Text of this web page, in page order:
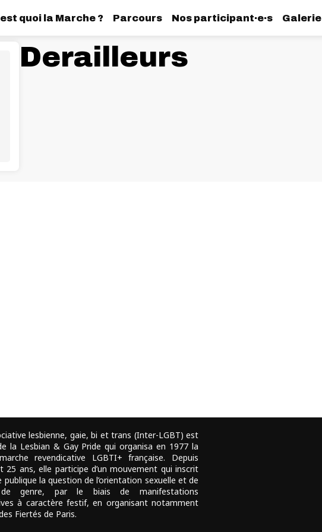
quoi la Marche ? Parcours Nos participant·e·s Galerie
Derailleurs
lesbienne, gaie, bi et trans (Inter-LGBT) est
la Lesbian & Gay Pride qui organisa en 1977 la
revendicative LGBTI+ française. Depuis
25 ans, elle participe d’un mouvement qui inscrit
publique la question de l’orientation sexuelle et de
de genre, par le biais de manifestations
à caractère festif, en organisant notamment
Fiertés de Paris.